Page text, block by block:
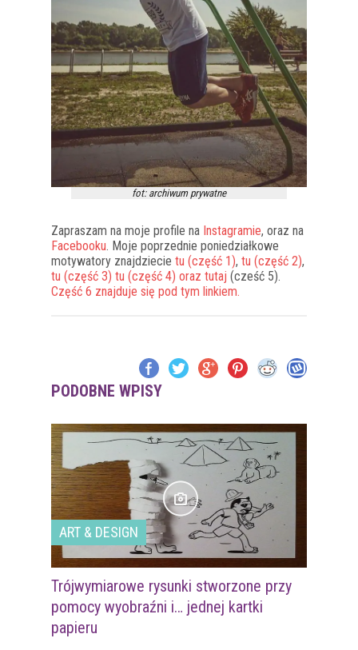
fot: archiwum prywatne
Zapraszam na moje profile na Instagramie, oraz na
Facebooku. Moje poprzednie poniedziałkowe
motywatory znajdziecie tu (część 1), tu (część 2),
tu (część 3) tu (część 4) oraz tutaj (cześć 5).
Część 6 znajduje się pod tym linkiem.
PODOBNE WPISY
ART & DESIGN
Trójwymiarowe rysunki stworzone przy
pomocy wyobraźni i… jednej kartki
papieru